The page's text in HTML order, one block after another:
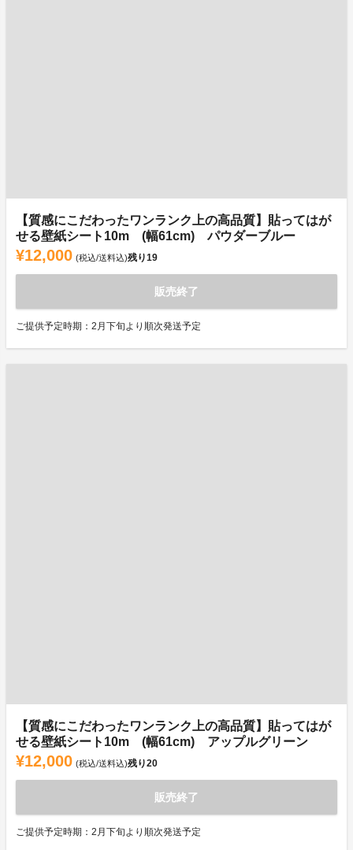
【質感にこだわったワンランク上の高品質】貼ってはが
せる壁紙シート10m (幅61cm) パウダーブルー
¥12,000 (税込/送料込)残り19
販売終了
ご提供予定時期：2月下旬より順次発送予定
【質感にこだわったワンランク上の高品質】貼ってはが
せる壁紙シート10m (幅61cm) アップルグリーン
¥12,000 (税込/送料込)残り20
販売終了
ご提供予定時期：2月下旬より順次発送予定